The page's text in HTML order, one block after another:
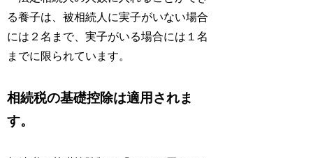
る養子は、被相続人に実子がいない場合
には２名まで、実子がいる場合には１名
までに限られています。
相続税の基礎控除は適用されま
す。